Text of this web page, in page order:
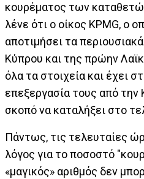
κουρέματος των
λένε ότι o οίκος KPMG, ο
αποτιμήσει τα
Κύπρου και της πρώην
όλα τα στοιχεία και έχει
επεξεργασία τους από την
σκοπό να καταλήξει στο
Πάντως, τις τελευταίες
λόγος για το ποσοστό
«μαγικός» αριθμός δεν